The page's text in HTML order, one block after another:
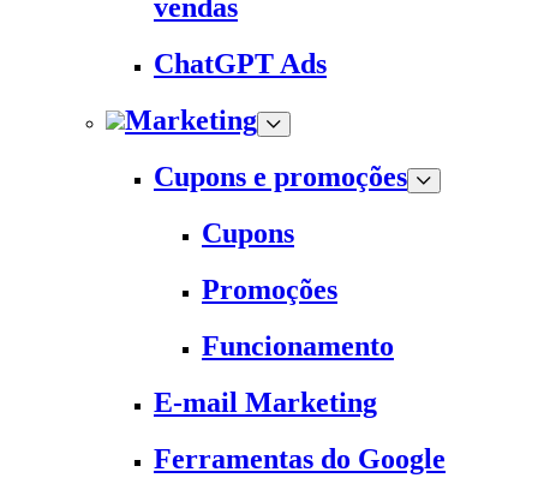
vendas
ChatGPT Ads
Marketing
Cupons e promoções
Cupons
Promoções
Funcionamento
E-mail Marketing
Ferramentas do Google